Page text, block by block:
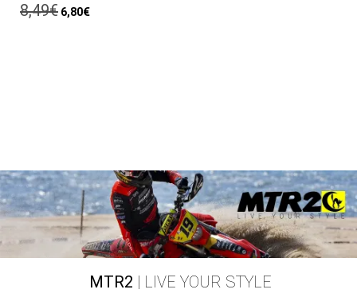
8,49€ 6,80€
MTR2 | LIVE YOUR STYLE